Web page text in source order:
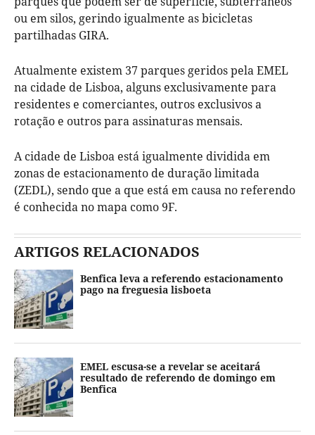
ou em silos, gerindo igualmente as bicicletas
partilhadas GIRA.
Atualmente existem 37 parques geridos pela EMEL
na cidade de Lisboa, alguns exclusivamente para
residentes e comerciantes, outros exclusivos a
rotação e outros para assinaturas mensais.
A cidade de Lisboa está igualmente dividida em
zonas de estacionamento de duração limitada
(ZEDL), sendo que a que está em causa no referendo
é conhecida no mapa como 9F.
ARTIGOS RELACIONADOS
Benfica leva a referendo estacionamento
pago na freguesia lisboeta
EMEL escusa-se a revelar se aceitará
resultado de referendo de domingo em
Benfica